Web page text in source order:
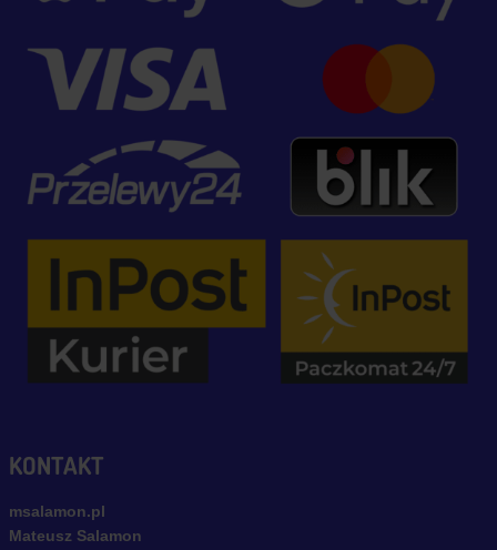
KONTAKT
msalamon.pl
Mateusz Salamon